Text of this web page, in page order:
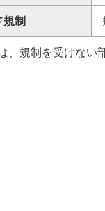
制
、規制を受けな